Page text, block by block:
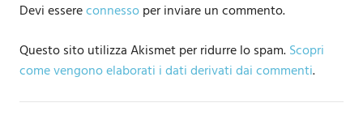
Devi essereconnessoper inviare un commento.
Questo sito utilizza Akismet per ridurre lo spam.Scopri
come vengono elaborati i dati derivati dai commenti.